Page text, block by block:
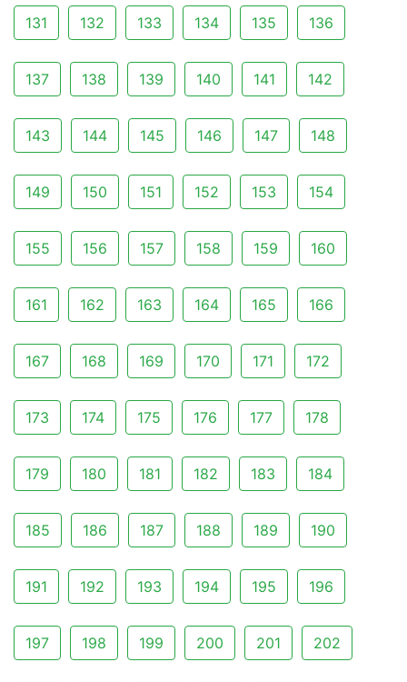
131 132 133 134 135 136
137 138 139 140 141 142
143 144 145 146 147 148
149 150 151 152 153 154
155 156 157 158 159 160
161 162 163 164 165 166
167 168 169 170 171 172
173 174 175 176 177 178
179 180 181 182 183 184
185 186 187 188 189 190
191 192 193 194 195 196
197 198 199 200 201 202